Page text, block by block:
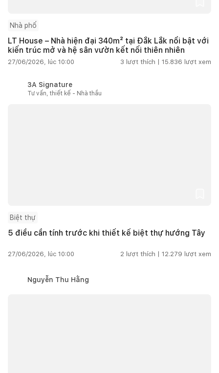
Nhà phố
LT House – Nhà hiện đại 340m² tại Đắk Lắk nổi bật với
kiến trúc mở và hệ sân vườn kết nối thiên nhiên
27/06/2026, lúc 10:00 3 lượt thích | 15.836 lượt xem
3A Signature
Tư vấn, thiết kế - Nhà thầu
Biệt thự
5 điều cần tính trước khi thiết kế biệt thự hướng Tây
27/06/2026, lúc 10:00 2 lượt thích | 12.279 lượt xem
Nguyễn Thu Hằng